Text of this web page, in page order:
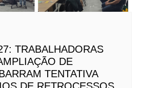
TRABALHADORAS
DE
TENTATIVA